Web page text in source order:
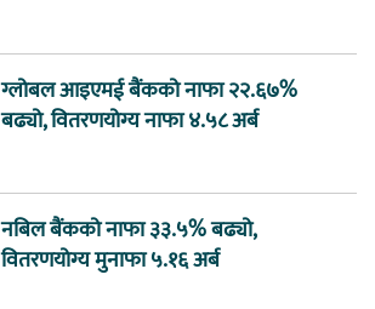
ग्लोबल आइएमई बैंकको नाफा २२.६७%
बढ्यो, वितरणयोग्य नाफा ४.५८ अर्ब
नबिल बैंकको नाफा ३३.५% बढ्यो,
वितरणयोग्य मुनाफा ५.१६ अर्ब